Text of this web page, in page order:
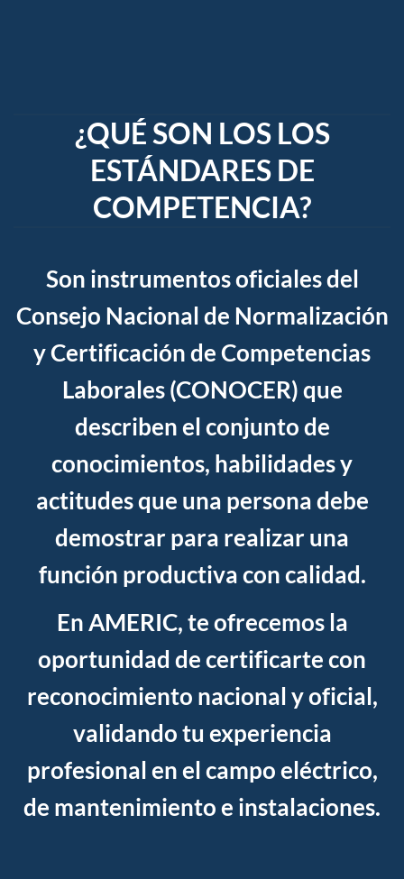
¿QUÉ SON LOS LOS
ESTÁNDARES DE
COMPETENCIA?
Son instrumentos oficiales del
Consejo Nacional de Normalización
y Certificación de Competencias
Laborales (CONOCER)que
describen el conjunto de
conocimientos, habilidades y
actitudes que una persona debe
demostrar para realizar una
función productiva con calidad.
EnAMERIC, te ofrecemos la
oportunidad de certificarte con
reconocimiento nacional y oficial,
validando tu experiencia
profesional en el campo eléctrico,
de mantenimiento e instalaciones.